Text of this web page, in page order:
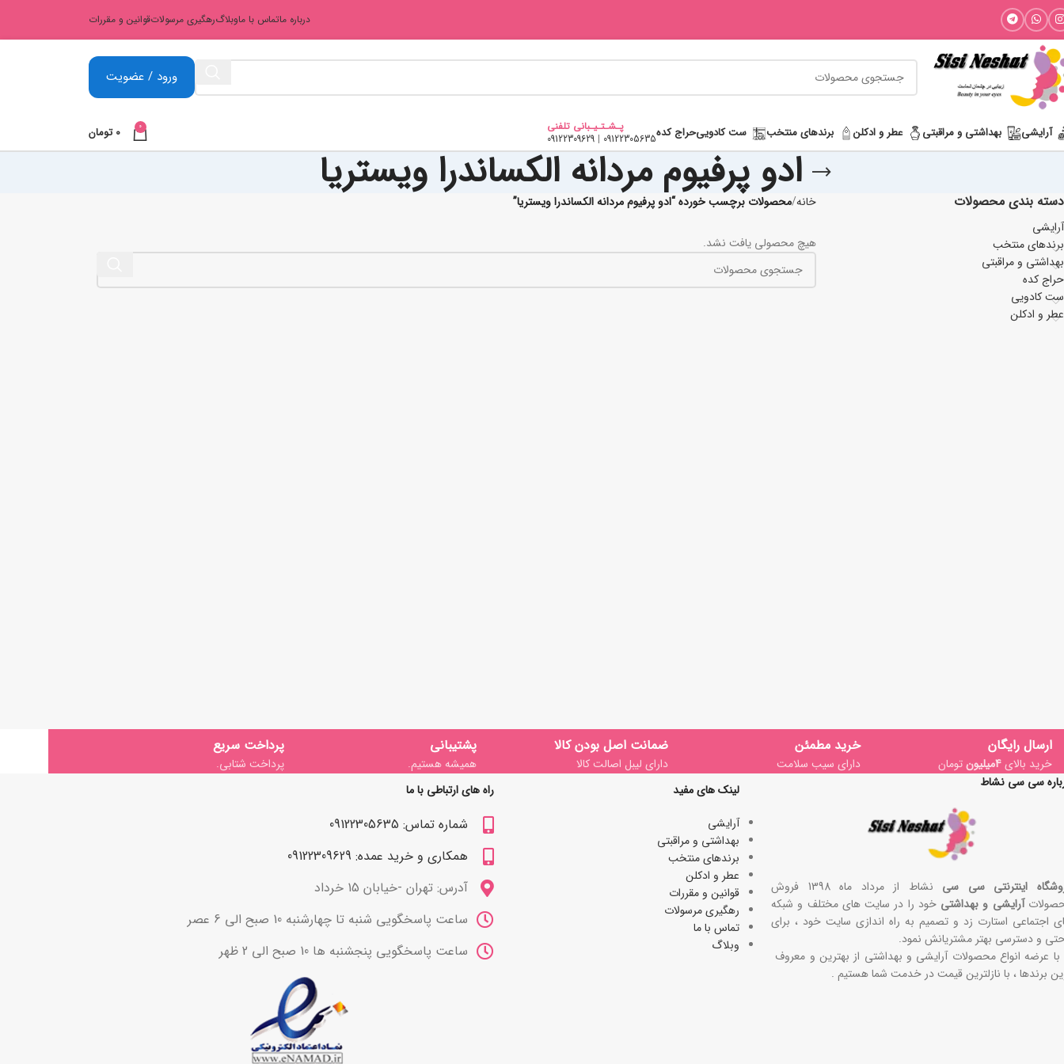
درباره ماتماس با ماوبلاگرهگیری مرسولاتقوانین و مقررات
ورود / عضویت
آرایشی بھداشتی و مراقبتی عطر و ادکلن برندهای منتخب ست کادوییحراج کده
پـشـتـیـبانی تلفنی
09122305635
|
09122309629
0
0 تومان
ادو پرفیوم مردانه الکساندرا ویستریا
دسته بندی محصولات
آرایشی
برندهای منتخب
بھداشتی و مراقبتی
حراج کده
ست کادویی
عطر و ادکلن
خانه محصولات برچسب خورده “ادو پرفیوم مردانه الکساندرا ویستریا”
هیچ محصولی یافت نشد.
ارسال رایگان
خرید بالای4میلیون تومان
خرید مطمئن
دارای سیب سلامت
ضمانت اصل بودن کالا
دارای لیبل اصالت کالا
پشتیبانی
همیشه هستیم.
پرداخت سریع
پرداخت شتابی.
سی سی نشاط
اینترنتی سی سی
نشاط از مرداد ماه 1398 فروش
آرایشی و بهداشتی خود را در سایت های مختلف و شبکه
اجتماعی استارت زد و تصمیم به راه اندازی سایت خود ، برای
و دسترسی بهتر مشتریانش نمود.
با عرضه انواع محصولات آرایشی و بهداشتی از بهترین و معروف
برندها ، با نازلترین قیمت در خدمت شما هستیم .
لینک های مفید
آرایشی
بھداشتی و مراقبتی
برندهای منتخب
عطر و ادکلن
قوانین و مقررات
رهگیری مرسولات
تماس با ما
وبلاگ
راه های ارتباطی با ما
شماره تماس: 09122305635
همکاری و خرید عمده: 09122309629
آدرس: تهران -خیابان 15 خرداد
ساعت پاسخگویی شنبه تا چهارشنبه 10 صبح الی 6 عصر
ساعت پاسخگویی پنجشنبه ها 10 صبح الی 2 ظهر